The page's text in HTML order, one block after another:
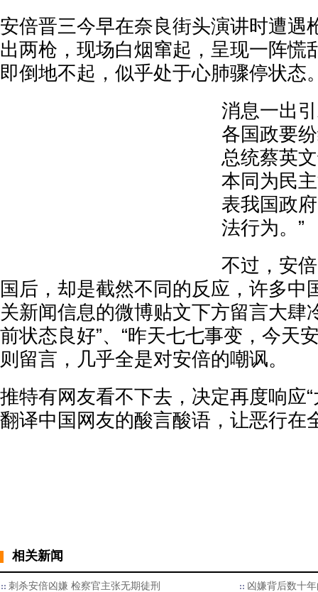
安倍晋三今早在奈良街头演讲时遭遇
出两枪，现场白烟窜起，呈现一阵慌
即倒地不起，似乎处于心肺骤停状态
消息一出
各国政要
总统蔡英
本同为民
表我国政
法行为。”
不过，安
国后，却是截然不同的反应，许多中
关新闻信息的微博贴文下方留言大肆
前状态良好”、“昨天七七事变，今天
则留言，几乎全是对安倍的嘲讽。
推特有网友看不下去，决定再度响应
翻译中国网友的酸言酸语，让恶行在
相关新闻
刺杀安倍凶嫌 检察官主张无期徒刑 凶嫌背后数十